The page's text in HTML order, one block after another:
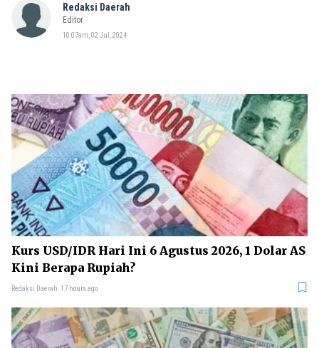
Redaksi Daerah
Editor
10:07am, 02 Jul, 2024
Kurs USD/IDR Hari Ini 6 Agustus 2026, 1 Dolar AS
Kini Berapa Rupiah?
Redaksi Daerah 17 hours ago